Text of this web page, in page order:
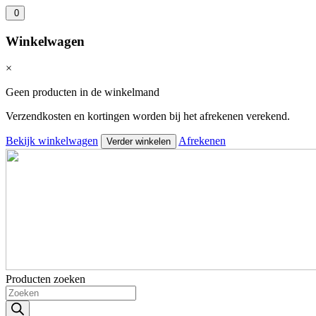
0
Winkelwagen
×
Geen producten in de winkelmand
Verzendkosten en kortingen worden bij het afrekenen verekend.
Bekijk winkelwagen Verder winkelen Afrekenen
Producten zoeken